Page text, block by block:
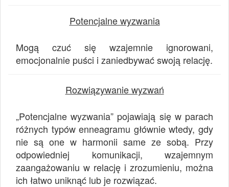
Potencjalne wyzwania
Mogą czuć się wzajemnie ignorowani,
emocjonalnie puści i zaniedbywać swoją relację.
Rozwiązywanie wyzwań
„Potencjalne wyzwania” pojawiają się w parach
różnych typów enneagramu głównie wtedy, gdy
nie są one w harmonii same ze sobą. Przy
odpowiedniej komunikacji, wzajemnym
zaangażowaniu w relację i zrozumieniu, można
ich łatwo uniknąć lub je rozwiązać.